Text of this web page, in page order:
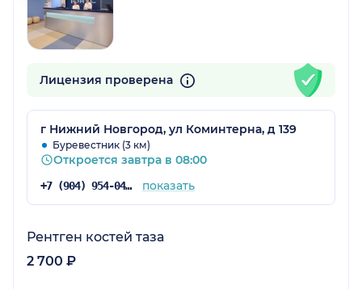
Лицензия проверена
г Нижний Новгород, ул Коминтерна, д 139
Буревестник (3 км)
Откроется завтра в 08:00
+7 (904) 954-04-36 показать
Рентген костей таза
2 700 ₽